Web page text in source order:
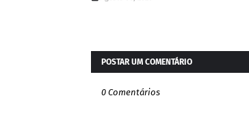
POSTAR UM COMENTÁRIO
0 Comentários